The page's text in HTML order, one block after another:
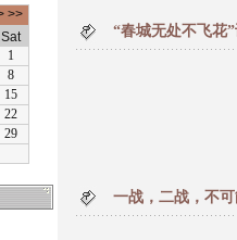
“春城无处不飞花
一战，二战，不